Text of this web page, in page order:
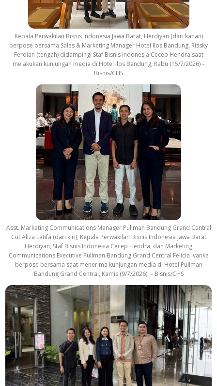
Kepala Perwakilan Bisnis Indonesia Jawa Barat, Herdiyan (dari kanan)
berpose bersama Sales & Marketing Manager Hotel Ilos Bandung, Rissky
Ferdian (tengah) didampingi Staf Bisnis Indonesia Cecep Hendra saat
melakukan kunjungan media di Hotel Ilos Bandung, Rabu (15/7/2026) –
Bisnis/CHS
Asst. Marketing Communications Manager Pullman Bandung Grand Central
Cut Aliza Latifa (dari kiri), Kepala Perwakilan Bisnis Indonesia Jawa Barat
Herdiyan, Staf Bisnis Indonesia Cecep Hendra, dan Marketing
Communications Executive Pullman Bandung Grand Central Felicia Ivanka
berpose bersama saat menerima kunjungan media di Hotel Pullman
Bandung Grand Central, Kamis (9/7/2026). – Bisnis/CHS